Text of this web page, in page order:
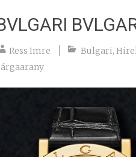
Ress Imre Bulgari,